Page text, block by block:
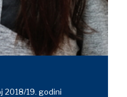
2018/19. godini